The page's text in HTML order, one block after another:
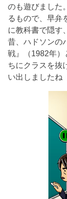
のも遊びました
るもので、早弁
に教科書で隠す
昔、ハドソンの
戦』（1982年）
ちにクラスを抜
い出しましたね